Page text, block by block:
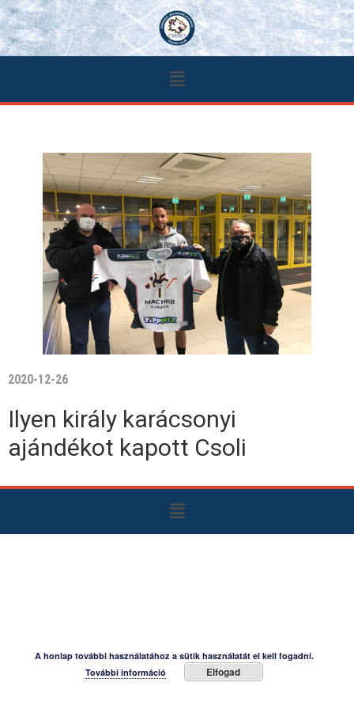
2020-12-26
Ilyen király karácsonyi
ajándékot kapott Csoli
A honlap további használatához a sütik használatát el kell fogadni.
További információ
Elfogad